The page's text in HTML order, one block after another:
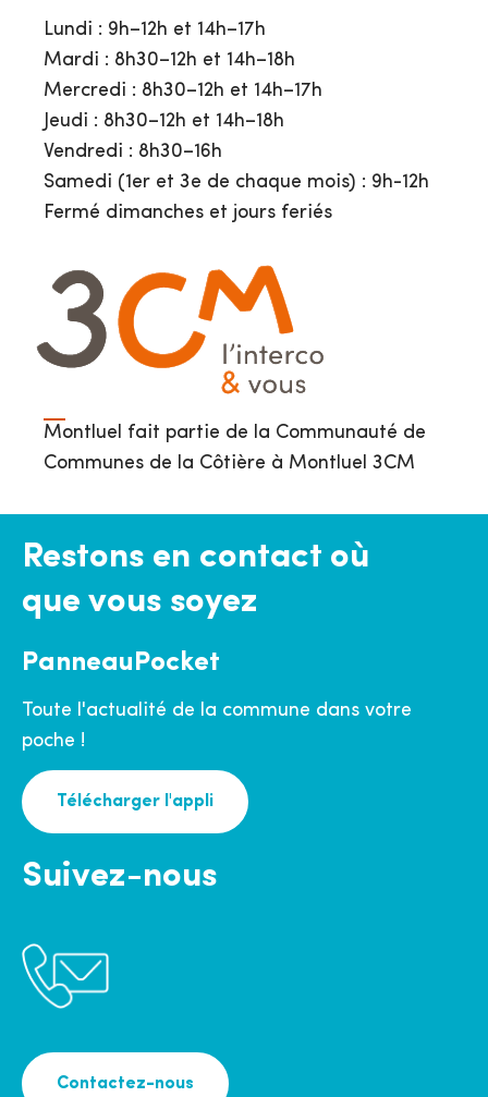
Lundi : 9h–12h et 14h–17h
Mardi : 8h30–12h et 14h–18h
Mercredi : 8h30–12h et 14h–17h
Jeudi : 8h30–12h et 14h–18h
Vendredi : 8h30–16h
Samedi (1er et 3e de chaque mois) : 9h-12h
Fermé dimanches et jours feriés
Montluel fait partie de la Communauté de
Communes de la Côtière à Montluel 3CM
Restons en contact où
que vous soyez
PanneauPocket
Toute l'actualité de la commune dans votre
poche !
Télécharger l'appli
Suivez-nous
Contactez-nous